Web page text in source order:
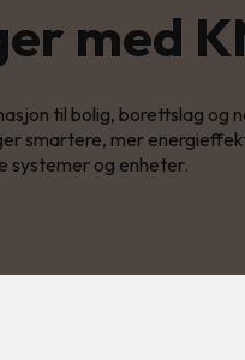
med
til bolig, borettslag og
smartere, mer
systemer og enheter.